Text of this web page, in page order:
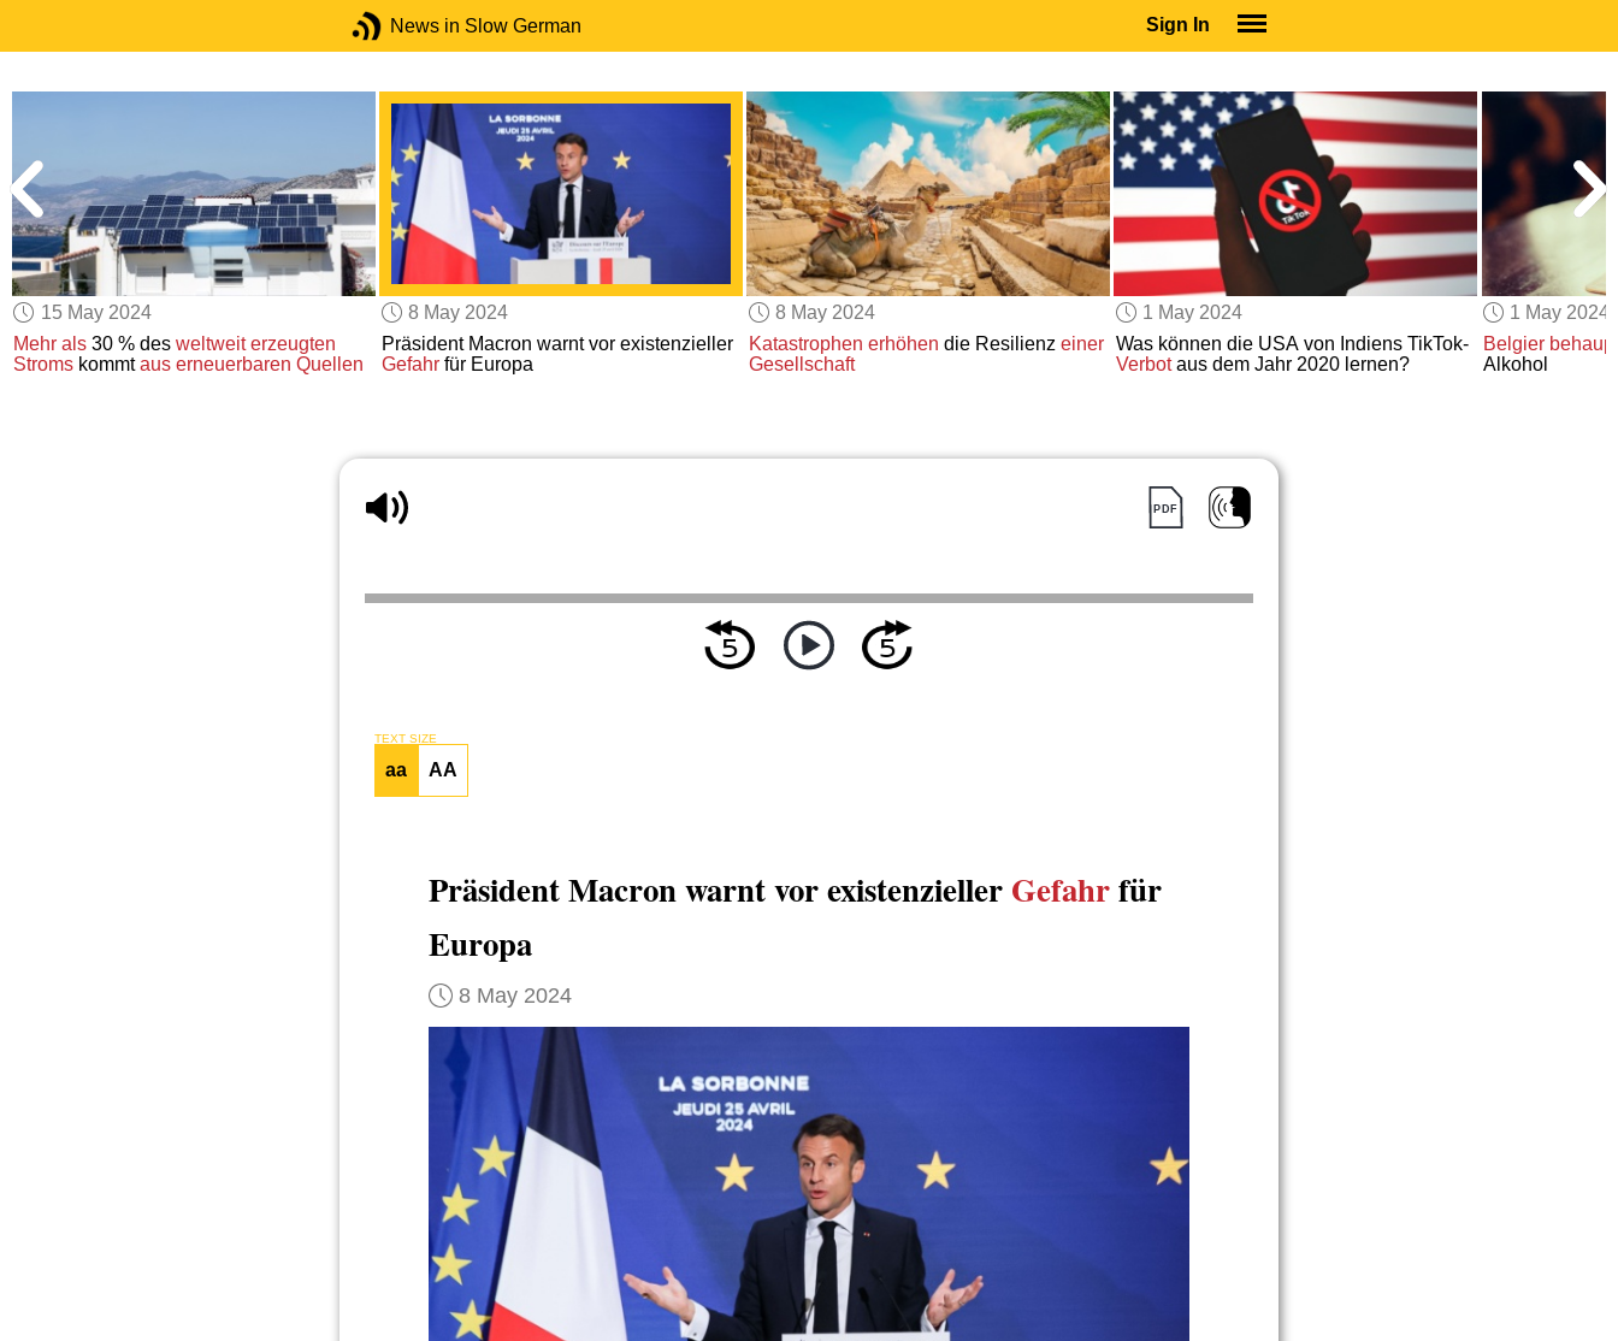
News in Slow German Sign In
SUBSCRIBE
EDUCATIONAL LICENSES
GIFT CARDS
OTHER LANGUAGES
ABOUT US
ALEXA
ADJUST COLORS
15 May 2024
Mehr als 30 % desweltweit erzeugten
Stroms kommtaus erneuerbaren Quellen
8 May 2024
Präsident Macron warnt vor existenzieller
Gefahrfür Europa
8 May 2024
Katastrophen erhöhen die Resilienz einer
Gesellschaft
1 May 2024
Was können die USA von Indiens TikTok-
Verbotaus dem Jahr 2020 lernen?
1 May 2024
Belgier
Alkohol
TEXT SIZE
aa AA
Präsident Macron warnt vor existenzieller Gefahrfür
Europa
8 May 2024